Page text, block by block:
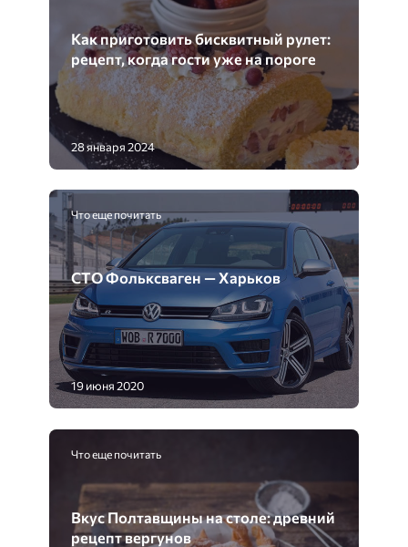
Как приготовить бисквитный рулет:
рецепт, когда гости уже на пороге
28 января 2024
Что еще почитать
СТО Фольксваген — Харьков
19 июня 2020
Что еще почитать
Вкус Полтавщины на столе: древний
рецепт вергунов